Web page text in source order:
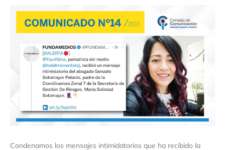
Condenamos los mensajes intimidatorios que ha recibido la